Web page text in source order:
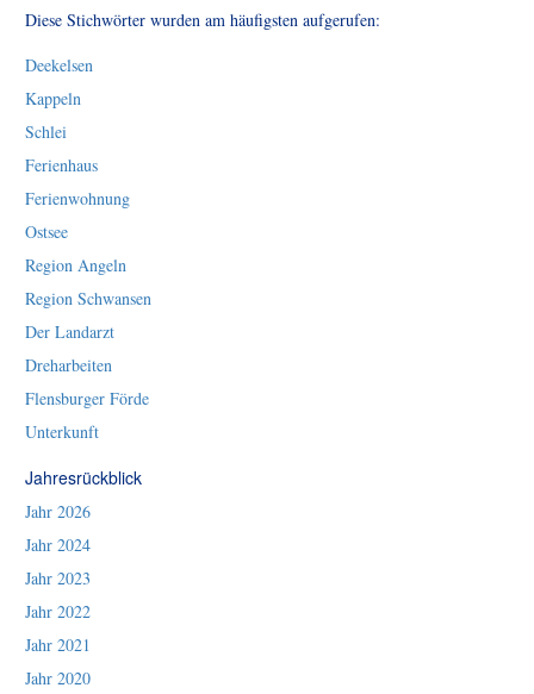
Diese Stichwörter wurden am häufigsten aufgerufen:
Deekelsen
Kappeln
Schlei
Ferienhaus
Ferienwohnung
Ostsee
Region Angeln
Region Schwansen
Der Landarzt
Dreharbeiten
Flensburger Förde
Unterkunft
Jahresrückblick
Jahr 2026
Jahr 2024
Jahr 2023
Jahr 2022
Jahr 2021
Jahr 2020